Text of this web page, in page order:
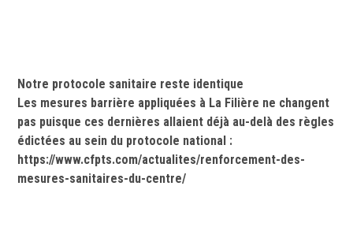
Notre protocole sanitaire reste identique
Les mesures barrière appliquées à La Filière ne changent
pas puisque ces dernières allaient déjà au-delà des règles
édictées au sein du protocole national :
https://www.cfpts.com/actualites/renforcement-des-
mesures-sanitaires-du-centre/